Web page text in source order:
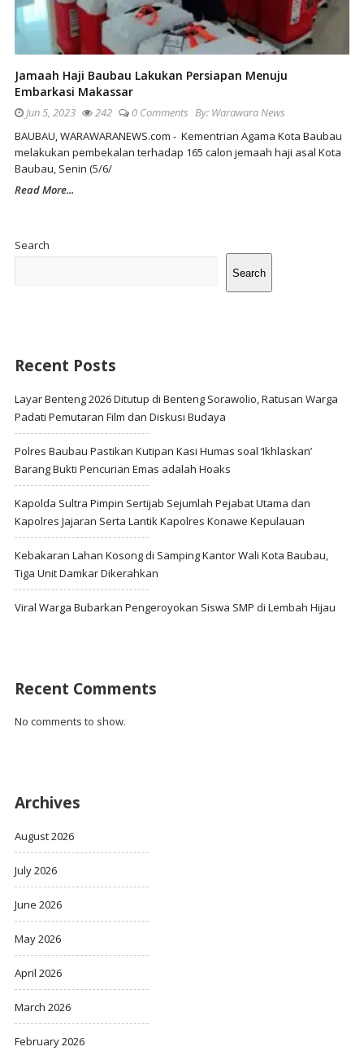
Jamaah Haji Baubau Lakukan Persiapan Menuju
Embarkasi Makassar
Jun 5, 2023 242 0 Comments By: Warawara News
BAUBAU, WARAWARANEWS.com - Kementrian Agama Kota Baubau
melakukan pembekalan terhadap 165 calon jemaah haji asal Kota
Baubau, Senin (5/6/
Read More...
Search
Search
Recent Posts
Layar Benteng 2026 Ditutup di Benteng Sorawolio, Ratusan Warga
Padati Pemutaran Film dan Diskusi Budaya
Polres Baubau Pastikan Kutipan Kasi Humas soal ‘Ikhlaskan’
Barang Bukti Pencurian Emas adalah Hoaks
Kapolda Sultra Pimpin Sertijab Sejumlah Pejabat Utama dan
Kapolres Jajaran Serta Lantik Kapolres Konawe Kepulauan
Kebakaran Lahan Kosong di Samping Kantor Wali Kota Baubau,
Tiga Unit Damkar Dikerahkan
Viral Warga Bubarkan Pengeroyokan Siswa SMP di Lembah Hijau
Recent Comments
No comments to show.
Archives
August 2026
July 2026
June 2026
May 2026
April 2026
March 2026
February 2026